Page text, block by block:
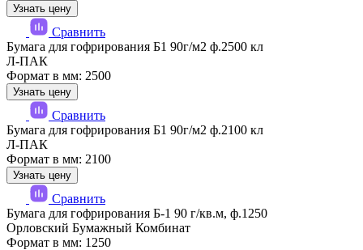
Узнать цену
Сравнить
Бумага для гофрирования Б1 90г/м2 ф.2500 кл
Л-ПАК
Формат в мм: 2500
Узнать цену
Сравнить
Бумага для гофрирования Б1 90г/м2 ф.2100 кл
Л-ПАК
Формат в мм: 2100
Узнать цену
Сравнить
Бумага для гофрирования Б-1 90 г/кв.м, ф.1250
Орловский Бумажный Комбинат
Формат в мм: 1250